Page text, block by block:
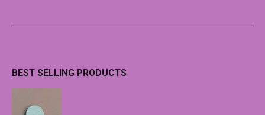
BEST SELLING PRODUCTS